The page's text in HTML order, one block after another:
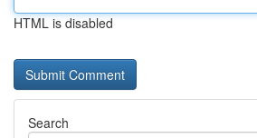
HTML is disabled
Search